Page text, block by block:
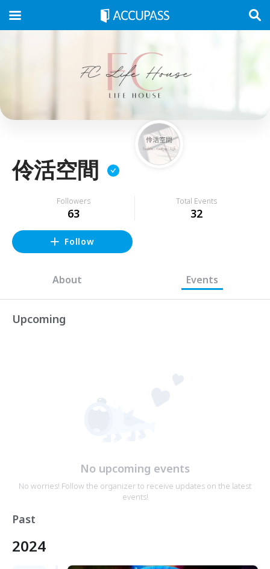
伶活空間
Followers
63
Total Events
32
Follow
About Events
Upcoming
No upcoming events
No worries! Follow the organizer to receive updates on the latest
events!
Past
2024